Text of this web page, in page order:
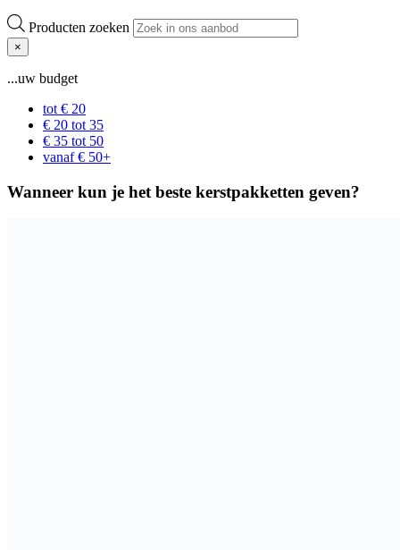
Producten zoeken
×
...uw budget
tot € 20
€ 20 tot 35
€ 35 tot 50
vanaf € 50+
Wanneer kun je het beste kerstpakketten geven?